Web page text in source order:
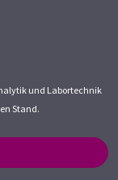
und Labortechnik
Stand.